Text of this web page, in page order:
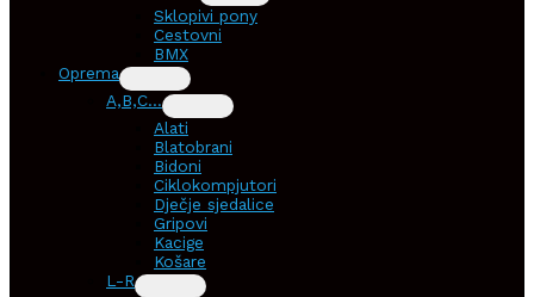
Sklopivi pony
Cestovni
BMX
Oprema
A,B,C…
Alati
Blatobrani
Bidoni
Ciklokompjutori
Dječje sjedalice
Gripovi
Kacige
Košare
L-R